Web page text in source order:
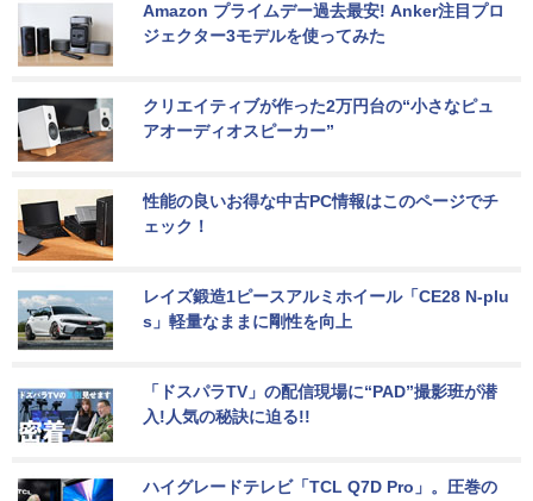
Amazon プライムデー過去最安! Anker注目プロ
ジェクター3モデルを使ってみた
クリエイティブが作った2万円台の“小さなピュ
アオーディオスピーカー”
性能の良いお得な中古PC情報はこのページでチ
ェック！
レイズ鍛造1ピースアルミホイール「CE28 N-plu
s」軽量なままに剛性を向上
「ドスパラTV」の配信現場に“PAD”撮影班が潜
入!人気の秘訣に迫る!!
ハイグレードテレビ「TCL Q7D Pro」。圧巻の